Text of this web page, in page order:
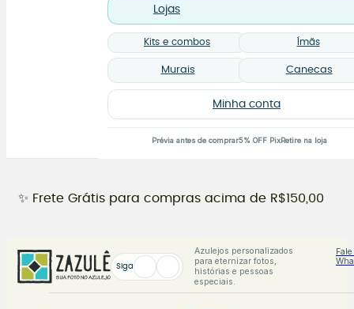
Lojas
Kits e combos Ímãs
Murais Canecas
Minha conta
Prévia antes de comprar5% OFF PixRetire na loja
✨ Frete Grátis para compras acima de R$150,00
Siga
Azulejos personalizados
para eternizar fotos,
histórias e pessoas
especiais.